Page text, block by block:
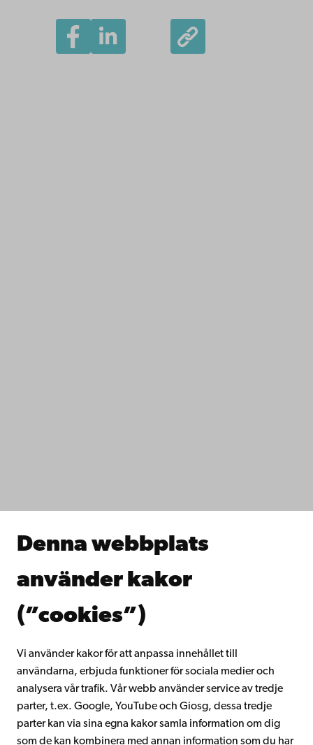
Denna webbplats
använder kakor
(”cookies”)
Vi använder kakor för att anpassa innehållet till
användarna, erbjuda funktioner för sociala medier och
analysera vår trafik. Vår webb använder service av tredje
parter, t.ex. Google, YouTube och Giosg, dessa tredje
parter kan via sina egna kakor samla information om dig
som de kan kombinera med annan information som du har
Samarbeta med oss
Kontinuerligt lärande
Gå med i Åbo Akademis alumnnätverk
Intranätet
Facebook InstagramYouTube LinkedIn Blog Snapchat